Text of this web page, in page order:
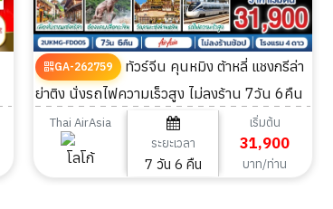
GA-262759
ทัวร์จีน คุนหมิง ต้าหลี่ แชงกรีล่า
ย่าติง นั่งรถไฟความเร็วสูง ไม่ลงร้าน 7วัน 6คืน
Thai AirAsia
ระยะเวลา
7 วัน 6 คืน
เริ่มต้น
31,900
บาท/ท่าน